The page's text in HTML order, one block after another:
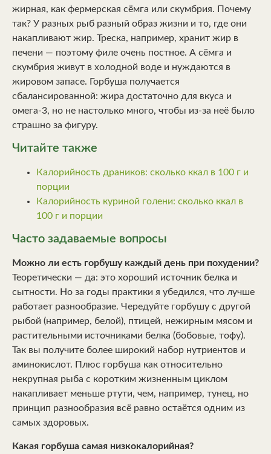
жирная, как фермерская сёмга или скумбрия. Почему
так? У разных рыб разный образ жизни и то, где они
накапливают жир. Треска, например, хранит жир в
печени — поэтому филе очень постное. А сёмга и
скумбрия живут в холодной воде и нуждаются в
жировом запасе. Горбуша получается
сбалансированной: жира достаточно для вкуса и
омега-3, но не настолько много, чтобы из-за неё было
страшно за фигуру.
Читайте также
Калорийность драников: сколько ккал в 100 г и
порции
Калорийность куриной голени: сколько ккал в
100 г и порции
Часто задаваемые вопросы
Можно ли есть горбушу каждый день при похудении?
Теоретически — да: это хороший источник белка и
сытности. Но за годы практики я убедился, что лучше
работает разнообразие. Чередуйте горбушу с другой
рыбой (например, белой), птицей, нежирным мясом и
растительными источниками белка (бобовые, тофу).
Так вы получите более широкий набор нутриентов и
аминокислот. Плюс горбуша как относительно
некрупная рыба с коротким жизненным циклом
накапливает меньше ртути, чем, например, тунец, но
принцип разнообразия всё равно остаётся одним из
самых здоровых.
Какая горбуша самая низкокалорийная?